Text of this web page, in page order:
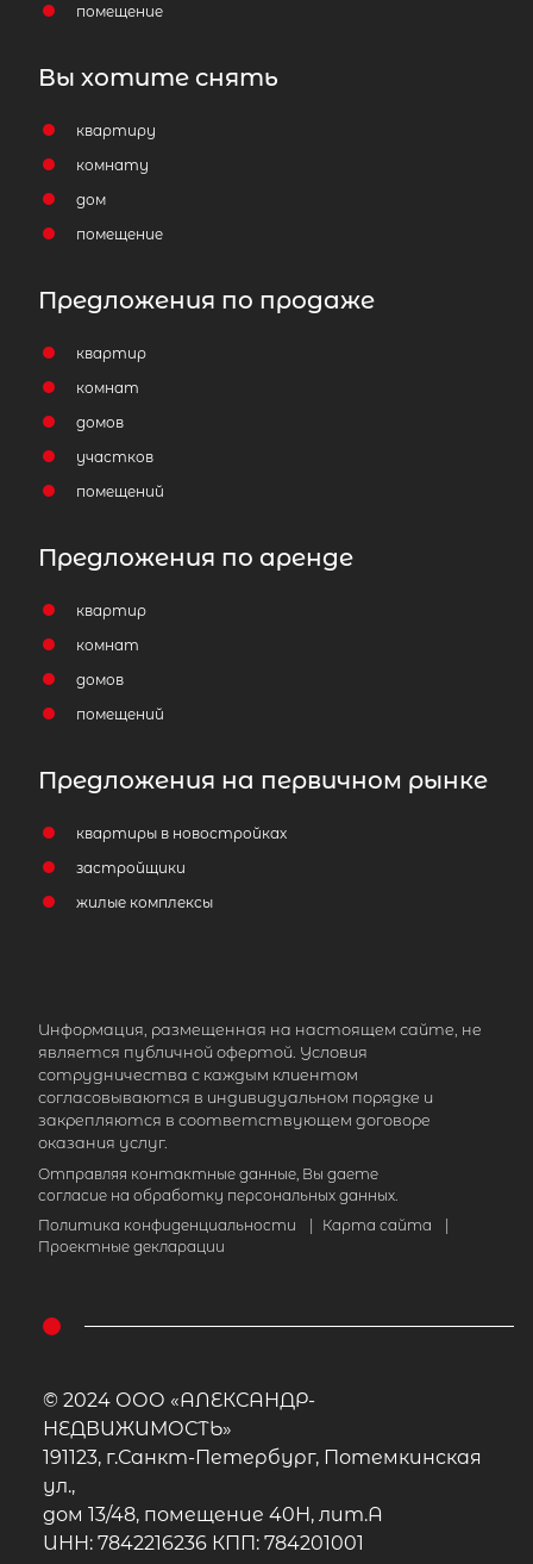
помещение
Вы хотите снять
квартиру
комнату
дом
помещение
Предложения по продаже
квартир
комнат
домов
участков
помещений
Предложения по аренде
квартир
комнат
домов
помещений
Предложения на первичном рынке
квартиры в новостройках
застройщики
жилые комплексы
Информация, размещенная на настоящем сайте, не
является публичной офертой. Условия
сотрудничества с каждым клиентом
согласовываются в индивидуальном порядке и
закрепляются в соответствующем договоре
оказания услуг.
Отправляя контактные данные, Вы даете
согласие на обработку персональных данных.
Политика конфиденциальности
Карта сайта
Проектные декларации
© 2024 ООО «АЛЕКСАНДР-
НЕДВИЖИМОСТЬ»
191123, г.Санкт-Петербург, Потемкинская
ул.,
дом 13/48, помещение 40Н, лит.А
ИНН: 7842216236 КПП: 784201001